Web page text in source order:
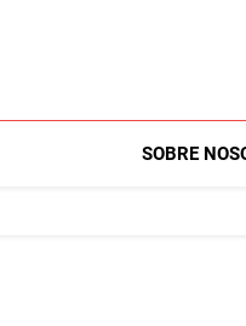
SOBRE